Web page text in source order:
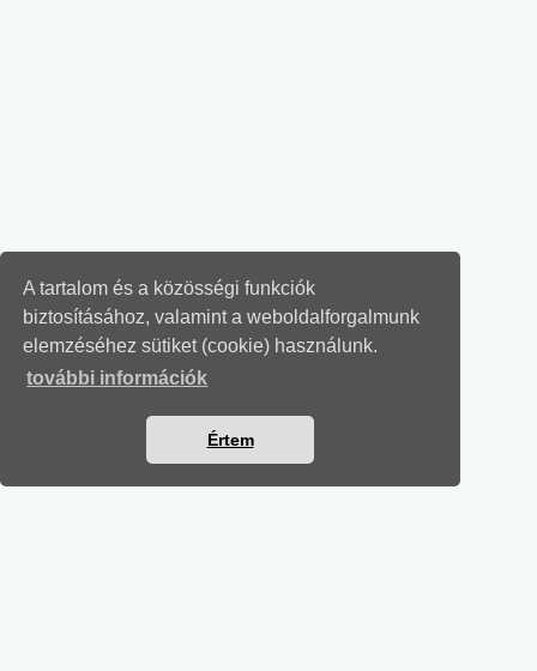
A tartalom és a közösségi funkciók
biztosításához, valamint a weboldalforgalmunk
elemzéséhez sütiket (cookie) használunk.
további információk
Értem